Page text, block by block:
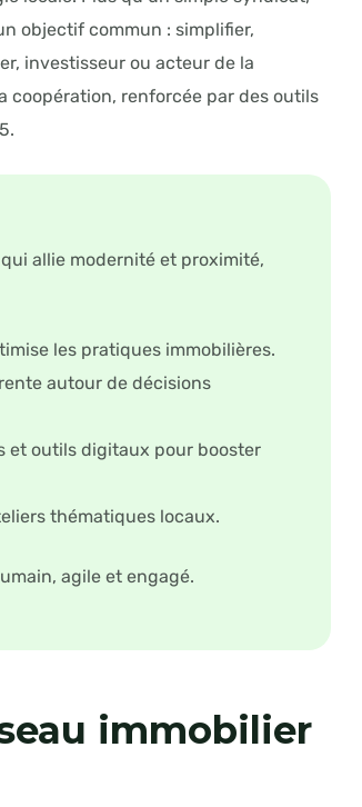
objectif commun : simplifier,
investisseur ou acteur de la
coopération, renforcée par des outils
allie modernité et proximité,
les pratiques immobilières.
autour de décisions
et outils digitaux pour booster
thématiques locaux.
agile et engagé.
immobilier